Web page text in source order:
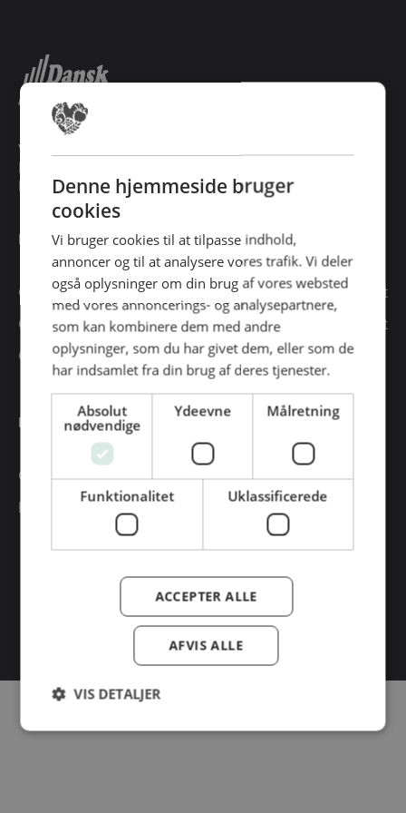
Vidalsvej 6
DK-9230 Svenstrup
Denmark
BESØG VORES MESSESITES
Cateringmesse Nord
Cateringmesse Midt
Cateringmesse Syd
Cateringmesse Øst
Cateringmesse Thy
INFORMATION
Cookiepolitk
Persondatapolitik
© Dansk Cater A/S - All rights reserved
Denne hjemmeside bruger
cookies
Vi bruger cookies til at tilpasse indhold,
annoncer og til at analysere vores trafik. Vi deler
også oplysninger om din brug af vores websted
med vores annoncerings- og analysepartnere,
som kan kombinere dem med andre
oplysninger, som du har givet dem, eller som de
har indsamlet fra din brug af deres tjenester.
Absolut
nødvendige
Ydeevne Målretning
Funktionalitet Uklassificerede
ACCEPTER ALLE
AFVIS ALLE
VIS DETALJER